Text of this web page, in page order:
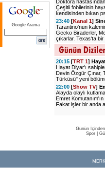
Google Arama
Doktora hastasından
Çeşitli fobilerinin
kendisinden bıkan
23:40 [Kanal 1]
Tarantino'nun
Gecko Biraderler,
çıkarlar. Texas'ta
20:15 [TRT 1]
Hayat Diyar'ı
Devin Özgür Çınar,
Türküsü" yeni
22:00 [Show TV]
Alayda olaylı kutlama
Emret
Fakat işler bir anda
Günün İçinden
Spor